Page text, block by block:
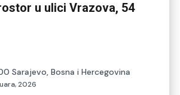
u ulici Vrazova, 54
Sarajevo, Bosna i Hercegovina
2026